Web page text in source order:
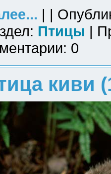
| |
Птицы |
0
киви